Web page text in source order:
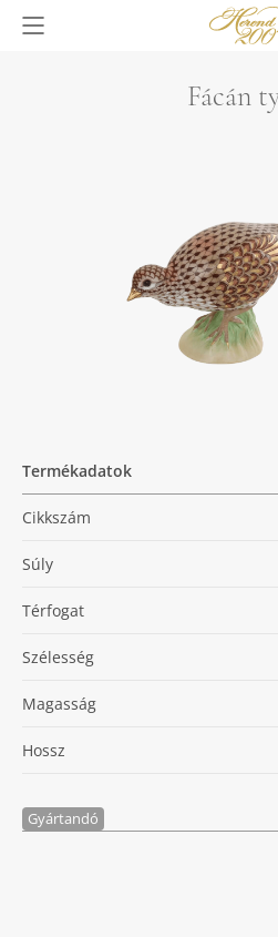
Fácán
Termékadatok
Cikkszám
Súly
Térfogat
Szélesség
Magasság
Hossz
Gyártandó